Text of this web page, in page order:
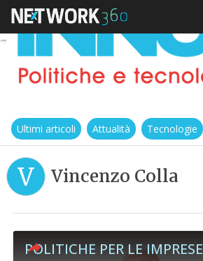
Ultimi articoli Attualità Tecnologie
V Vincenzo Colla
POLITICHE PER LE IMPRESE